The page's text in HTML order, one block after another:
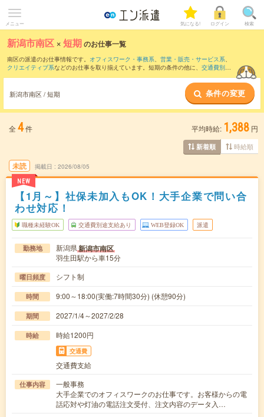
メニュー 気になる! ログイン 検索
新潟市南区 ×短期のお仕事一覧
南区の派遣のお仕事情報です。 オフィスワーク・事務系、 営業・販売・サービス系、
クリエイティブ系などのお仕事を取り揃えています。短期の条件の他に、 交通費別途
新潟市南区 / 短期 条件の変更
全 4件 平均時給: 1,388 円
新着順 時給順
未読
NEW
掲載日 2026/08/05
【1月～】社保未加入もOK！大手企業で問い合
わせ対応！
職種未経験OK 交通費別途支給あり WEB登録OK 派遣
勤務地 新潟県新潟市南区
羽生田駅から車15分
曜日頻度 シフト制
時間 9:00～18:00(実働:7時間30分) (休憩90分)
期間 2027/1/4～2027/2/28
時給 時給1200円
交通費
交通費支給
仕事内容
一般事務
大手企業でのオフィスワークのお仕事です。お客様からの電
話応対や灯油の電話注文受付、注文内容のデータ入…